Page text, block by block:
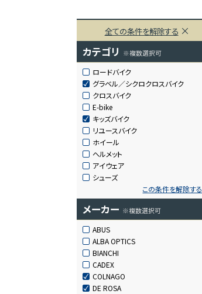
全ての条件を解除する
カテゴリ ※複数選択可
ロードバイク
グラベル／シクロクロスバイク
クロスバイク
E-bike
キッズバイク
リユースバイク
ホイール
ヘルメット
アイウェア
シューズ
この条件を解除する
メーカー ※複数選択可
ABUS
ALBA OPTICS
BIANCHI
CADEX
COLNAGO
DE ROSA